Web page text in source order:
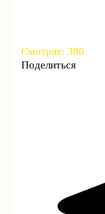
Смотрят: 386
Поделиться